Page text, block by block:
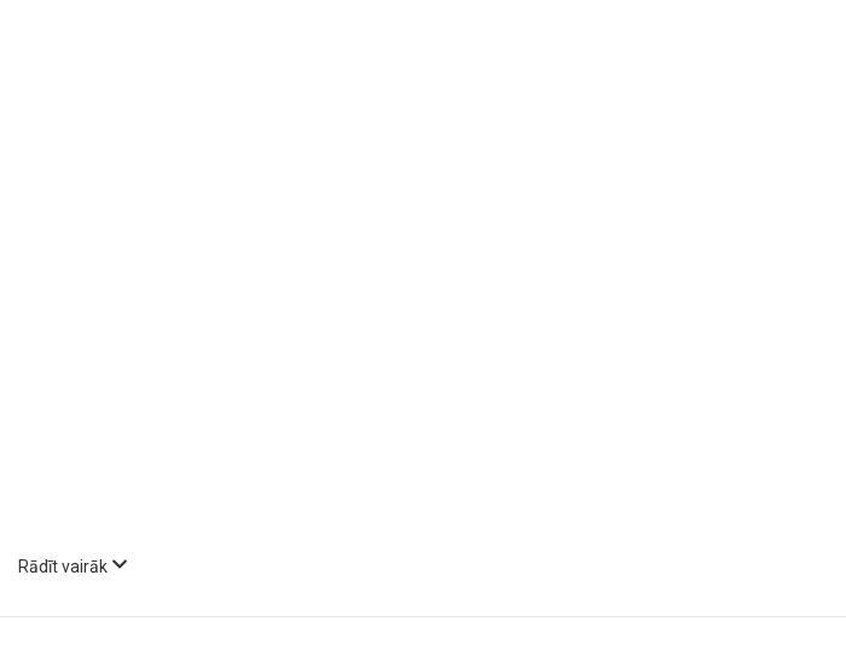
Rādīt vairāk